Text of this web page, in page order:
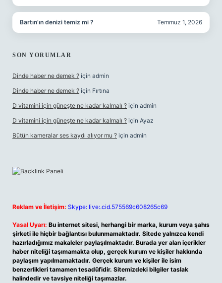
Bartın’ın denizi temiz mi ? Temmuz 1, 2026
SON YORUMLAR
Dinde haber ne demek ? için admin
Dinde haber ne demek ? için Fırtına
D vitamini için güneşte ne kadar kalmalı ? için admin
D vitamini için güneşte ne kadar kalmalı ? için Ayaz
Bütün kameralar ses kaydı alıyor mu ? için admin
Reklam ve İletişim: Skype: live:.cid.575569c608265c69
Yasal Uyarı: Bu internet sitesi, herhangi bir marka, kurum veya şahıs
şirketi ile hiçbir bağlantısı bulunmamaktadır. Sitede yalnızca kendi
hazırladığımız makaleler paylaşılmaktadır. Burada yer alan içerikler
haber niteliği taşımamakta olup, gerçek kurum ve kişiler hakkında
paylaşım yapılmamaktadır. Gerçek kurum ve kişiler ile isim
benzerlikleri tamamen tesadüfidir. Sitemizdeki bilgiler taslak
halindedir ve tavsiye niteliği taşımazlar.